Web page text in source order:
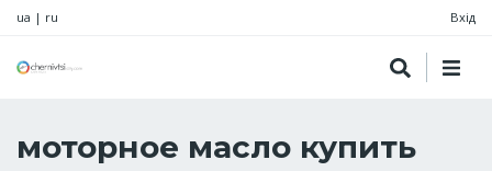
ua | ru Вхід
моторное масло купить